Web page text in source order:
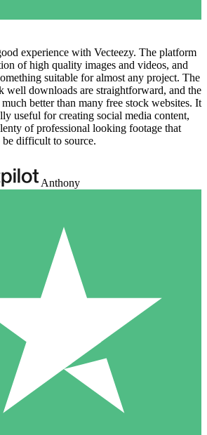
experience with Vecteezy. The platform
of high quality images and videos, and
suitable for almost any project. The
well downloads are straightforward, and the
better than many free stock websites. It
useful for creating social media content,
of professional looking footage that
difficult to source.
Anthony